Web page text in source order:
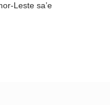
Leste sa’e